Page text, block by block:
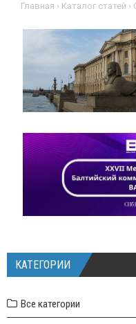
Главная › Каталог статей ›
КАТЕГОРИИ
Все категории